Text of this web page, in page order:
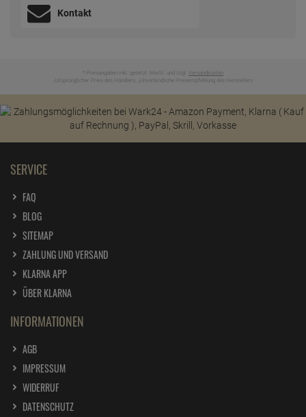
Kontakt
* Preisangaben inkl. gesetzl. MwSt. und zzgl. Versandkosten
Ursprünglicher Preis des Händlers, Unverbindliche Preisempfehlung des Herstellers
SERVICE
FAQ
BLOG
SITEMAP
ZAHLUNG UND VERSAND
KLARNA APP
ÜBER KLARNA
INFORMATIONEN
AGB
IMPRESSUM
WIDERRUF
DATENSCHUTZ